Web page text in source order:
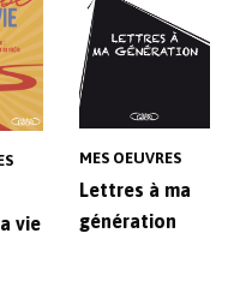
vie
MES OEUVRES
Lettres à ma
génération